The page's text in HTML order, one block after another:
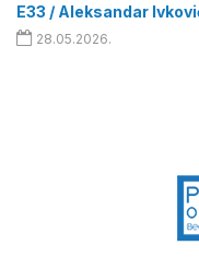
E33 / Aleksandar
28.05.2026.